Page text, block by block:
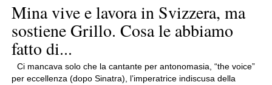
Mina vive e lavora in Svizzera, ma
sostiene Grillo. Cosa le abbiamo
fatto di...
Ci mancava solo che la cantante per antonomasia, “the voice”
per eccellenza (dopo Sinatra), l’imperatrice indiscusa della